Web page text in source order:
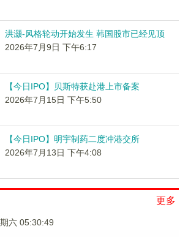
洪灏-风格轮动开始发生 韩国股市已经见顶
2026年7月9日 下午6:17
【今日IPO】贝斯特获赴港上市备案
2026年7月15日 下午5:50
【今日IPO】明宇制药二度冲港交所
2026年7月13日 下午4:08
更多
六 05:30:50